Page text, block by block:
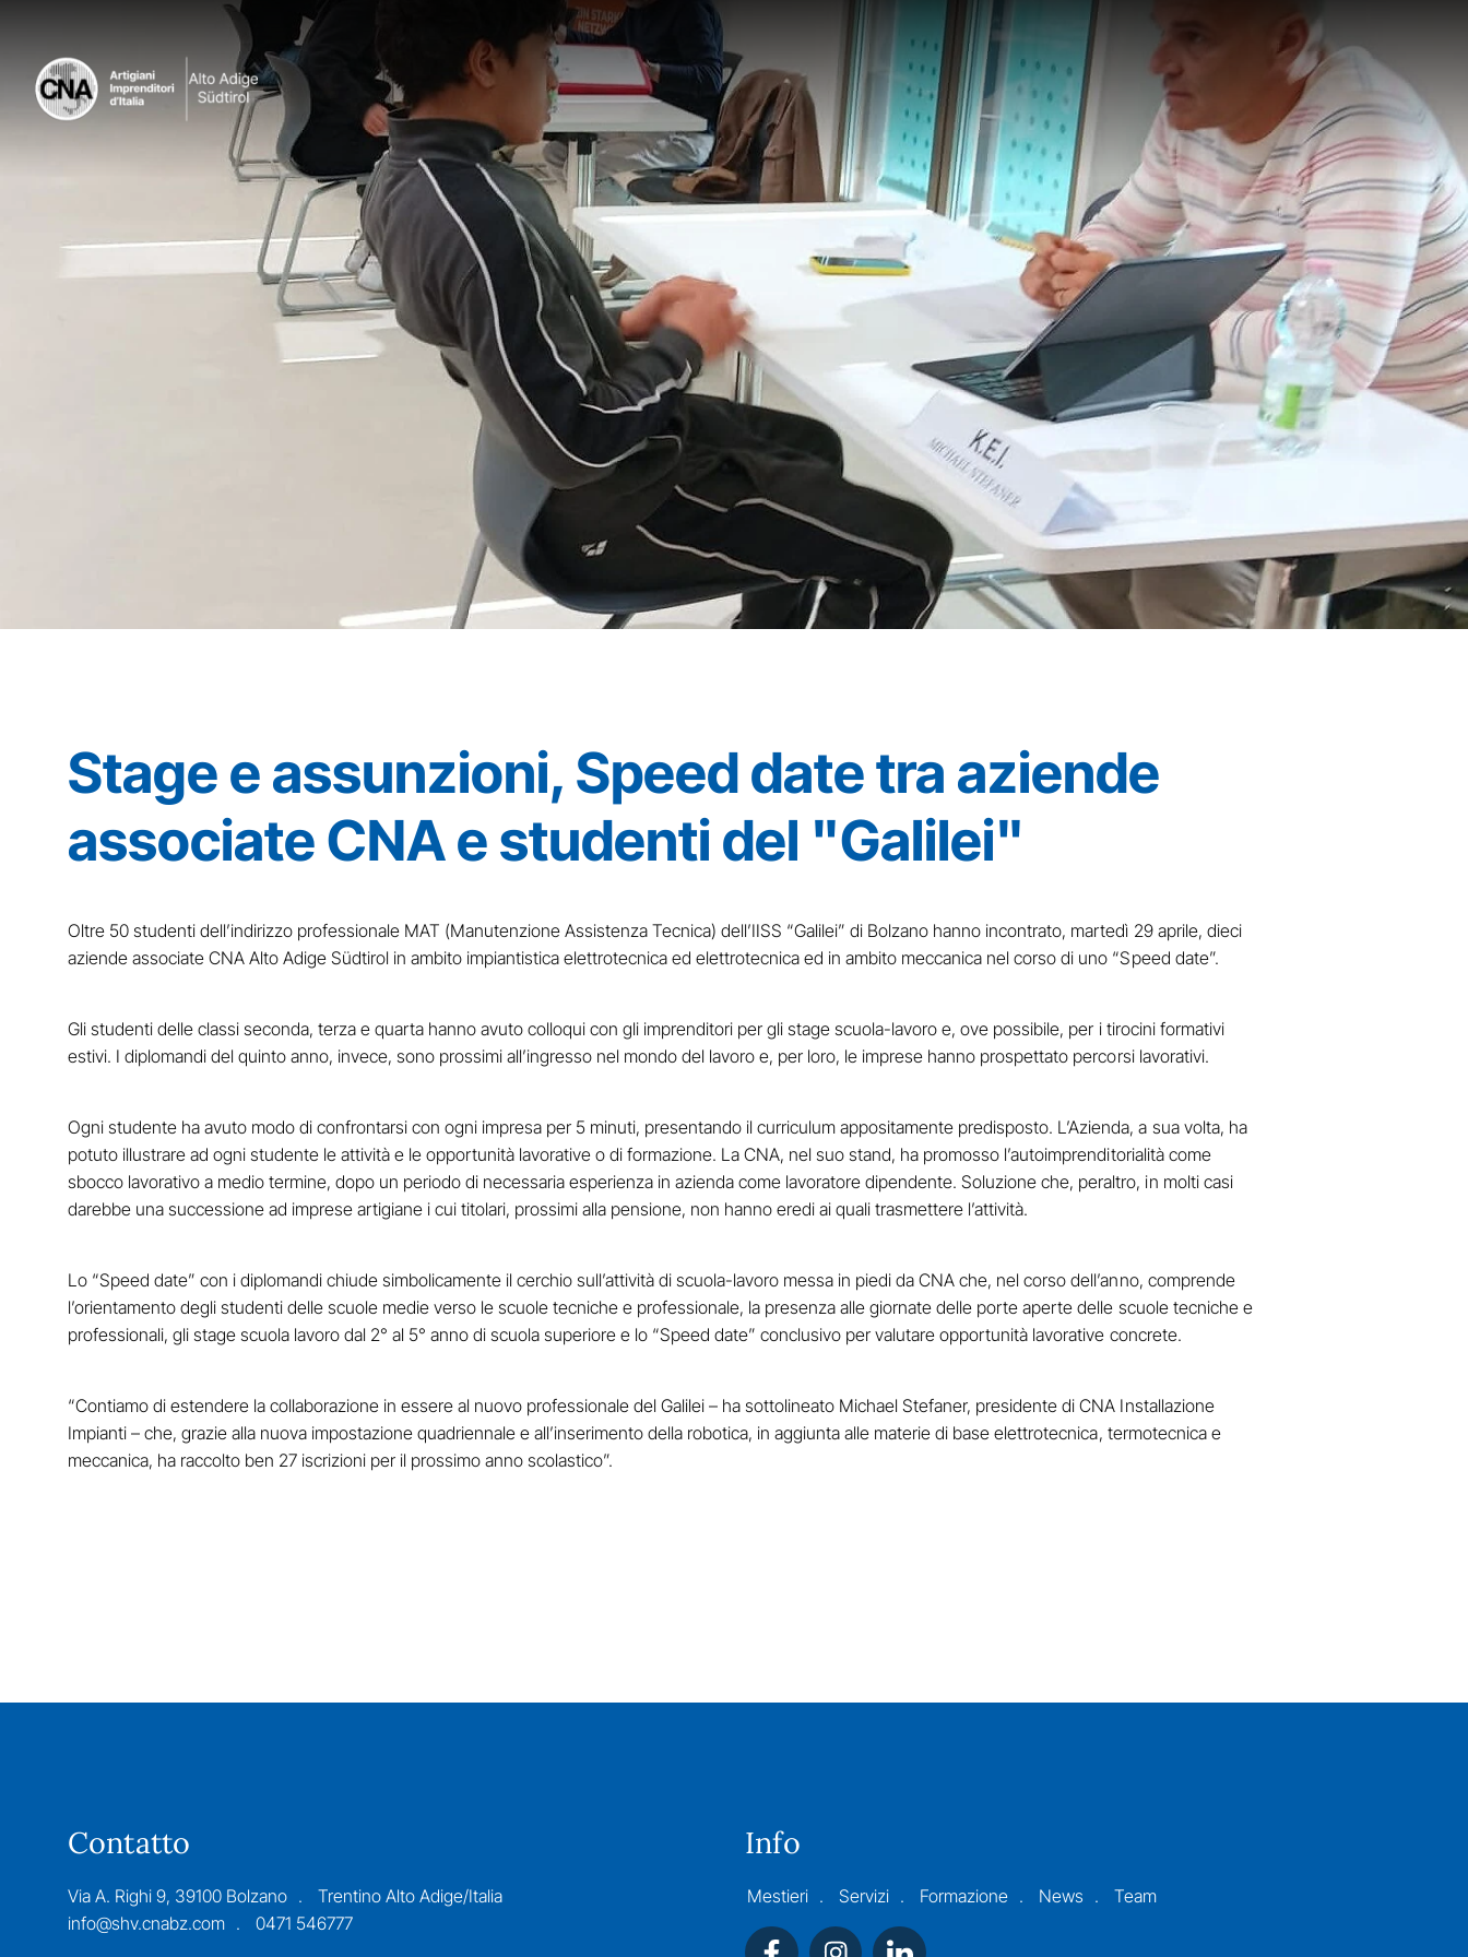
Stage e assunzioni, Speed date tra aziende
associate CNA e studenti del "Galilei"
Oltre 50 studenti dell’indirizzo professionale MAT (Manutenzione Assistenza Tecnica) dell’IISS “Galilei” di Bolzano hanno incontrato, martedì 29 aprile, dieci
aziende associate CNA Alto Adige Südtirol in ambito impiantistica elettrotecnica ed elettrotecnica ed in ambito meccanica nel corso di uno “Speed date”.
Gli studenti delle classi seconda, terza e quarta hanno avuto colloqui con gli imprenditori per gli stage scuola-lavoro e, ove possibile, per i tirocini formativi
estivi. I diplomandi del quinto anno, invece, sono prossimi all’ingresso nel mondo del lavoro e, per loro, le imprese hanno prospettato percorsi lavorativi.
Ogni studente ha avuto modo di confrontarsi con ogni impresa per 5 minuti, presentando il curriculum appositamente predisposto. L’Azienda, a sua volta, ha
potuto illustrare ad ogni studente le attività e le opportunità lavorative o di formazione. La CNA, nel suo stand, ha promosso l’autoimprenditorialità come
sbocco lavorativo a medio termine, dopo un periodo di necessaria esperienza in azienda come lavoratore dipendente. Soluzione che, peraltro, in molti casi
darebbe una successione ad imprese artigiane i cui titolari, prossimi alla pensione, non hanno eredi ai quali trasmettere l’attività.
Lo “Speed date” con i diplomandi chiude simbolicamente il cerchio sull’attività di scuola-lavoro messa in piedi da CNA che, nel corso dell’anno, comprende
l’orientamento degli studenti delle scuole medie verso le scuole tecniche e professionale, la presenza alle giornate delle porte aperte delle scuole tecniche e
professionali, gli stage scuola lavoro dal 2° al 5° anno di scuola superiore e lo “Speed date” conclusivo per valutare opportunità lavorative concrete.
“Contiamo di estendere la collaborazione in essere al nuovo professionale del Galilei – ha sottolineato Michael Stefaner, presidente di CNA Installazione
Impianti – che, grazie alla nuova impostazione quadriennale e all’inserimento della robotica, in aggiunta alle materie di base elettrotecnica, termotecnica e
meccanica, ha raccolto ben 27 iscrizioni per il prossimo anno scolastico”.
Contatto
Via A. Righi 9, 39100 Bolzano
Trentino Alto Adige/Italia
info@shv.cnabz.com
0471 546777
Info
Mestieri Servizi Formazione News Team